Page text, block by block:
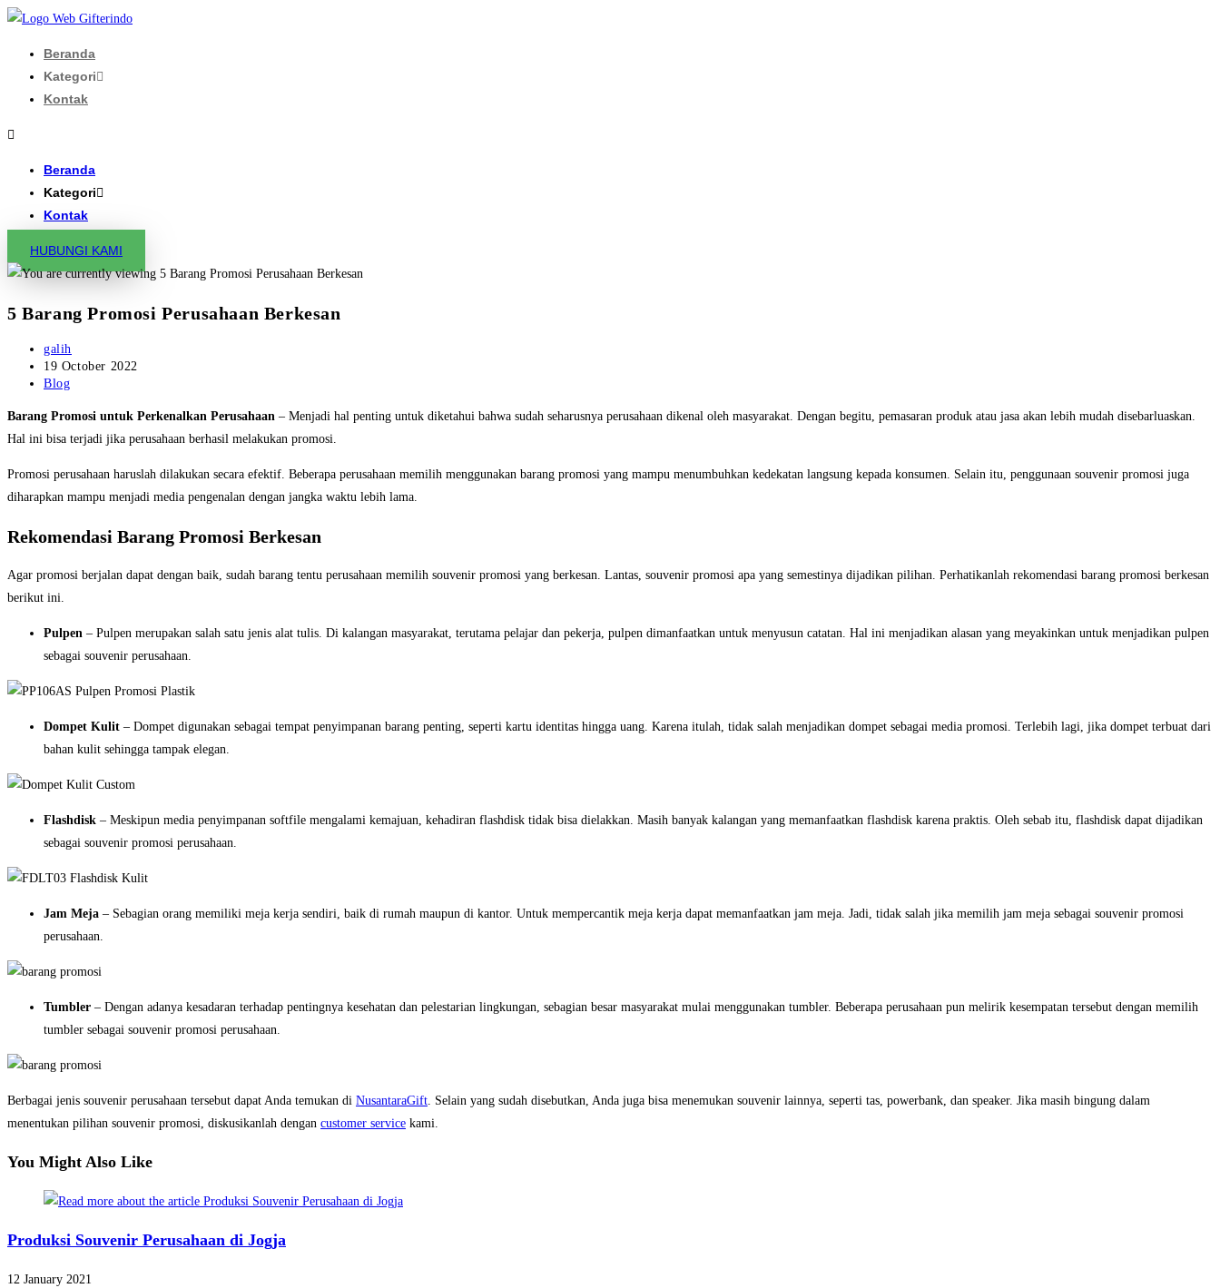
Skip
Beranda
Kategori
Kontak
Beranda
Kategori
Kontak
HUBUNGI KAMI
5 Barang Promosi Perusahaan Berkesan
Post
author:
galih
Post
published:
19 October 2022
Post
Blog
Barang Promosi untuk Perkenalkan Perusahaan – Menjadi hal penting untuk diketahui bahwa sudah seharusnya perusahaan dikenal oleh masyarakat. Dengan begitu, pemasaran produk atau jasa akan lebih mudah disebarluaskan.
Hal ini bisa terjadi jika perusahaan berhasil melakukan promosi.
Promosi perusahaan haruslah dilakukan secara efektif. Beberapa perusahaan memilih menggunakan barang promosi yang mampu menumbuhkan kedekatan langsung kepada konsumen. Selain itu, penggunaan souvenir promosi juga
diharapkan mampu menjadi media pengenalan dengan jangka waktu lebih lama.
Rekomendasi Barang Promosi Berkesan
Agar promosi berjalan dapat dengan baik, sudah barang tentu perusahaan memilih souvenir promosi yang berkesan. Lantas, souvenir promosi apa yang semestinya dijadikan pilihan. Perhatikanlah rekomendasi barang promosi berkesan
berikut ini.
Pulpen – Pulpen merupakan salah satu jenis alat tulis. Di kalangan masyarakat, terutama pelajar dan pekerja, pulpen dimanfaatkan untuk menyusun catatan. Hal ini menjadikan alasan yang meyakinkan untuk menjadikan pulpen
sebagai souvenir perusahaan.
Dompet Kulit – Dompet digunakan sebagai tempat penyimpanan barang penting, seperti kartu identitas hingga uang. Karena itulah, tidak salah menjadikan dompet sebagai media promosi. Terlebih lagi, jika dompet terbuat dari
bahan kulit sehingga tampak elegan.
Flashdisk – Meskipun media penyimpanan softfile mengalami kemajuan, kehadiran flashdisk tidak bisa dielakkan. Masih banyak kalangan yang memanfaatkan flashdisk karena praktis. Oleh sebab itu, flashdisk dapat dijadikan
sebagai souvenir promosi perusahaan.
Jam Meja – Sebagian orang memiliki meja kerja sendiri, baik di rumah maupun di kantor. Untuk mempercantik meja kerja dapat memanfaatkan jam meja. Jadi, tidak salah jika memilih jam meja sebagai souvenir promosi
perusahaan.
Tumbler – Dengan adanya kesadaran terhadap pentingnya kesehatan dan pelestarian lingkungan, sebagian besar masyarakat mulai menggunakan tumbler. Beberapa perusahaan pun melirik kesempatan tersebut dengan memilih
tumbler sebagai souvenir promosi perusahaan.
Berbagai jenis souvenir perusahaan tersebut dapat Anda temukan di NusantaraGift. Selain yang sudah disebutkan, Anda juga bisa menemukan souvenir lainnya, seperti tas, powerbank, dan speaker. Jika masih bingung dalam
menentukan pilihan souvenir promosi, diskusikanlah dengan customer service kami.
You Might Also Like
Produksi Souvenir Perusahaan di Jogja
12 January 2021